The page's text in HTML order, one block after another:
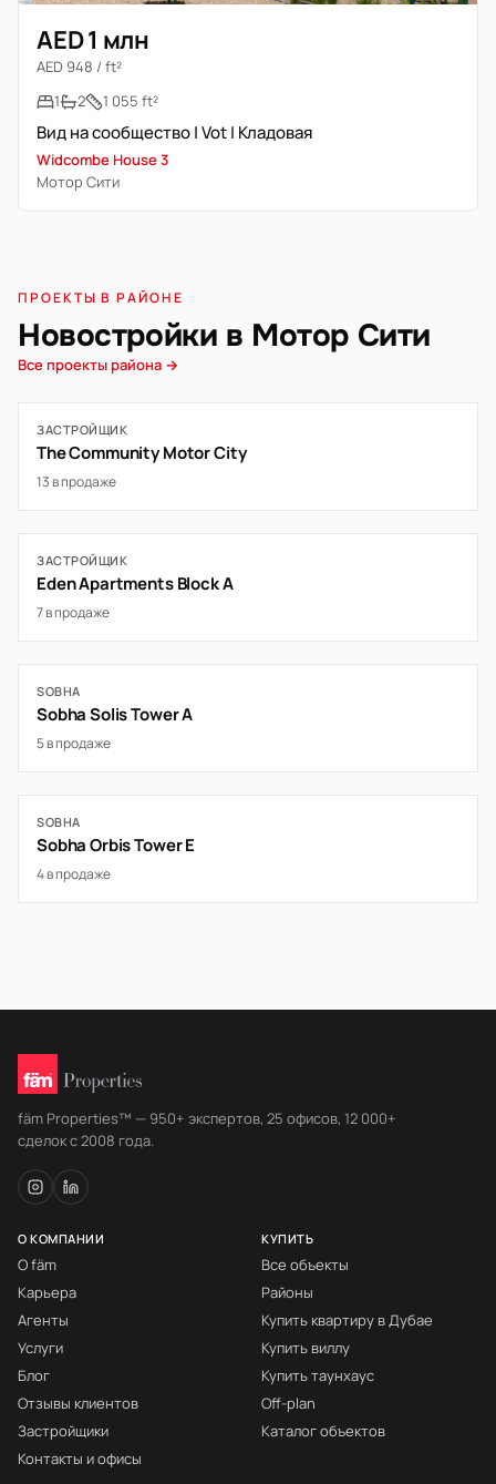
AED 1 млн
AED 948 / ft²
1
2 1 055 ft²
Вид на сообщество | Vot | Кладовая
Widcombe House 3
Мотор Сити
ПРОЕКТЫ В РАЙОНЕ
Новостройки в Мотор Сити
Все проекты района →
ЗАСТРОЙЩИК
The Community Motor City
13 в продаже
ЗАСТРОЙЩИК
Eden Apartments Block A
7 в продаже
SOBHA
Sobha Solis Tower A
5 в продаже
SOBHA
Sobha Orbis Tower E
4 в продаже
fäm Properties™ — 950+ экспертов, 25 офисов, 12 000+
сделок с 2008 года.
О КОМПАНИИ
О fäm
Карьера
Агенты
Услуги
Блог
Отзывы клиентов
Застройщики
Контакты и офисы
КУПИТЬ
Все объекты
Районы
Купить квартиру в Дубае
Купить виллу
Купить таунхаус
Off-plan
Каталог объектов